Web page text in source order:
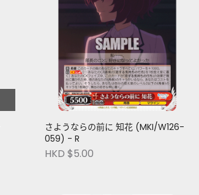
さようならの前に 知花 (MKI/W126-
059) - R
HKD $5.00